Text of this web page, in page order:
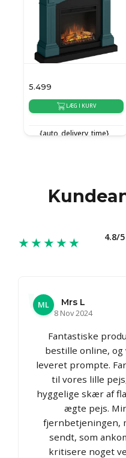
5.499
LÆG I KURV
{auto_delivery_time}
★★★★★ 4.8/5
ML
Mrs L
8 Nov 2024
Fantastiske
bestille online,
leveret prompte.
til vores lille
hyggelige skær af
ægte pejs.
fjernbetjeningen,
sendt, som
kritisere noget